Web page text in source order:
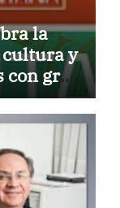
la
y
gran